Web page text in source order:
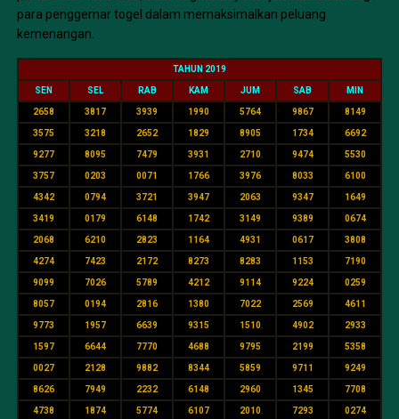
para penggemar togel dalam memaksimalkan peluang
kemenangan.
TAHUN 2019
SEN SEL RAB KAM JUM SAB MIN
2658 3817 3939 1990 5764 9867 8149
3575 3218 2652 1829 8905 1734 6692
9277 8095 7479 3931 2710 9474 5530
3757 0203 0071 1766 3976 8033 6100
4342 0794 3721 3947 2063 9347 1649
3419 0179 6148 1742 3149 9389 0674
2068 6210 2823 1164 4931 0617 3808
4274 7423 2172 8273 8283 1153 7190
9099 7026 5789 4212 9114 9224 0259
8057 0194 2816 1380 7022 2569 4611
9773 1957 6639 9315 1510 4902 2933
1597 6644 7770 4688 9795 2199 5358
0027 2128 9882 8344 5859 9711 9249
8626 7949 2232 6148 2960 1345 7708
4738 1874 5774 6107 2010 7293 0274